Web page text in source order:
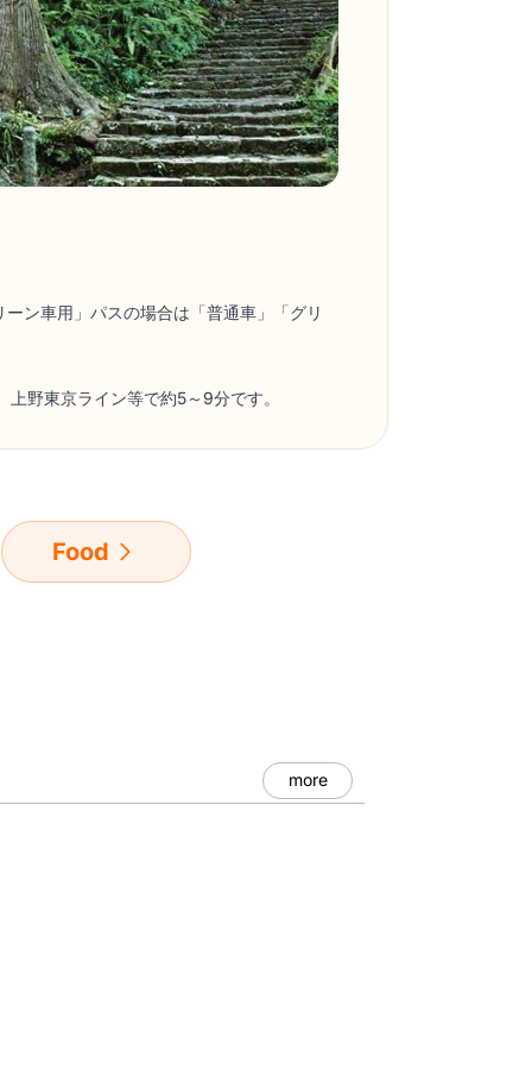
ン車用」パスの場合は「普通車」「グリ
野東京ライン等で約5～9分です。
Food
more